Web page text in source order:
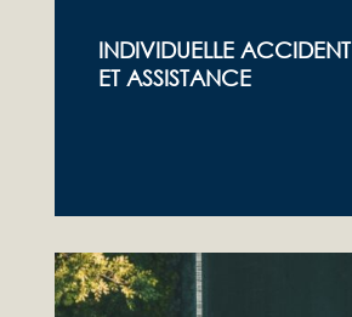
INDIVIDUELLE ACCIDENT
ET ASSISTANCE